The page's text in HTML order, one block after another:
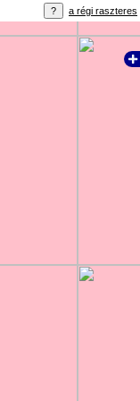
a régi raszteres